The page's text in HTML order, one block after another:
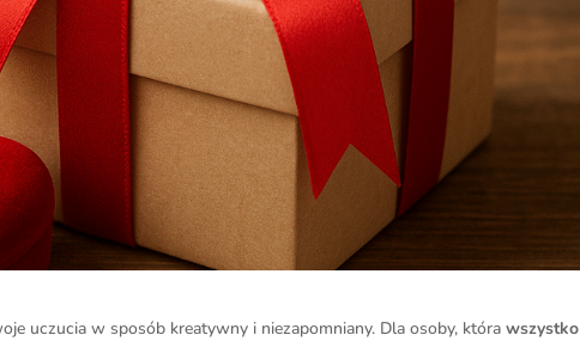
uczucia w sposób kreatywny i niezapomniany. Dla osoby, którawszystko